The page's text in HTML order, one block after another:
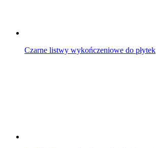
Czarne listwy wykończeniowe do płytek